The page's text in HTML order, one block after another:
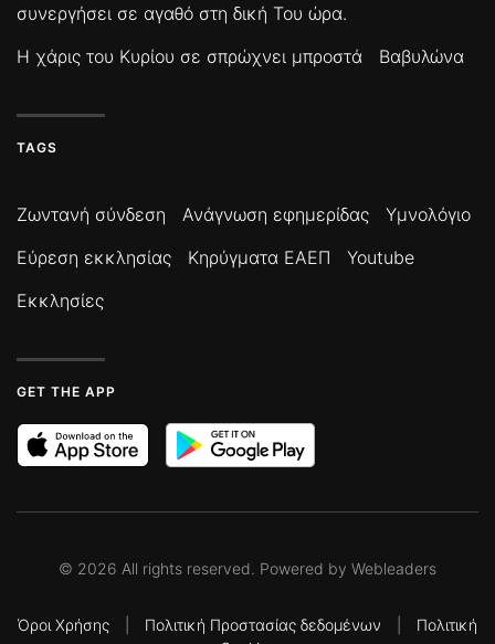
συνεργήσει σε αγαθό στη δική Του ώρα.
Η χάρις του Κυρίου σε σπρώχνει μπροστά
Βαβυλώνα
TAGS
Ζωντανή σύνδεση Ανάγνωση εφημερίδας
Υμνολόγιο
Εύρεση εκκλησίας
Κηρύγματα ΕΑΕΠ
Youtube
Εκκλησίες
GET THE APP
© 2026 All rights reserved. Powered by Webleaders
Όροι Χρήσης Πολιτική Προστασίας δεδομένων
Πολιτική